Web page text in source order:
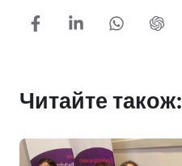
Читайте також: